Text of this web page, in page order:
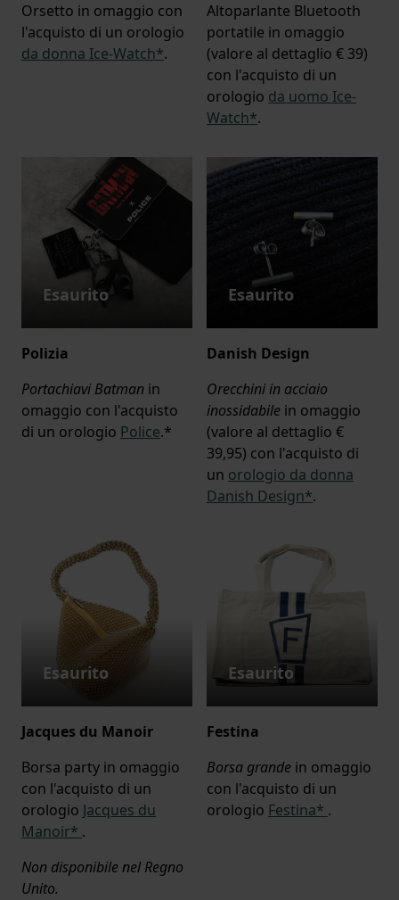
Orsetto in omaggio con
l'acquisto di un orologio
da donna Ice-Watch*.
Altoparlante Bluetooth
portatile in omaggio
(valore al dettaglio € 39)
con l'acquisto di un
orologio da uomo Ice-
Watch*.
Esaurito
Polizia
Portachiavi Batman in
omaggio con l'acquisto
di un orologio Police.*
Esaurito
Danish Design
Orecchini in acciaio
inossidabile in omaggio
(valore al dettaglio €
39,95) con l'acquisto di
un orologio da donna
Danish Design*.
Esaurito
Jacques du Manoir
Borsa party in omaggio
con l'acquisto di un
orologio Jacques du
Manoir* .
Non disponibile nel Regno
Unito.
Esaurito
Festina
Borsa grande in omaggio
con l'acquisto di un
orologio Festina* .